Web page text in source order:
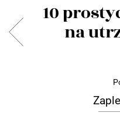
10
na